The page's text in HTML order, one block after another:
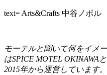
text= Arts&Crafts 中谷ノボル
モーテルと聞いて何をイメ
はSPICE MOTEL OKINAWA
2015年から運営しています